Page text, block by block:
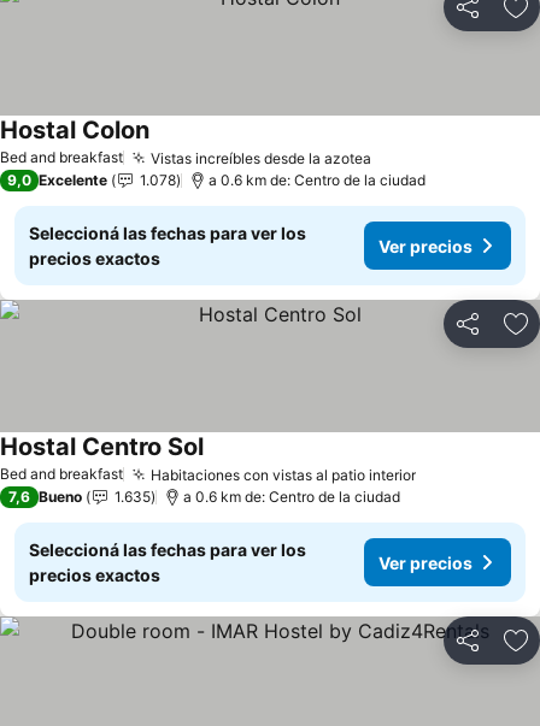
Compartir
Bed and breakfast Vistas increíbles desde la azotea
Hostal ColonVer precios
9,0 Excelente 1.078 a 0.6 km de: Centro de la ciudad
Seleccioná las fechas para ver los
precios exactos
Ver precios
Compartir
Bed and breakfast Habitaciones con vistas al patio interiorVer precios
Hostal Centro SolVer precios
7,6 Bueno 1.635 a 0.6 km de: Centro de la ciudad
Seleccioná las fechas para ver los
precios exactos
Ver precios
Compartir